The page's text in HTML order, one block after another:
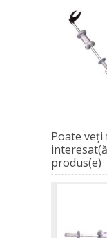
Poate veţi
produs(e)